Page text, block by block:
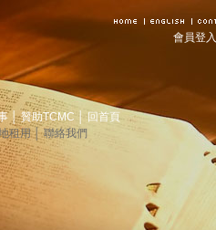
會員登入
│ 贊助TCMC │ 回首頁
租用│ 聯絡我們